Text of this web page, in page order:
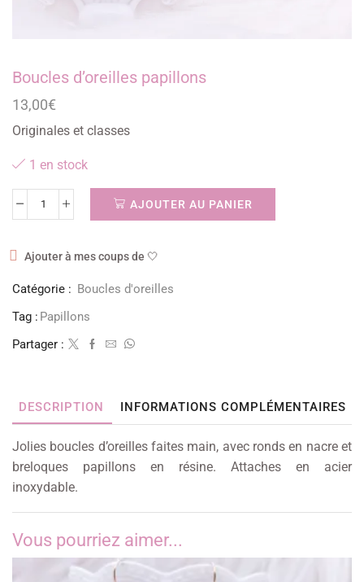
Boucles d’oreilles papillons
13,00€
Originales et classes
1 en stock
AJOUTER AU PANIER
Ajouter à mes coups de 🤍
Catégorie : Boucles d'oreilles
Tag : Papillons
Partager :
DESCRIPTION INFORMATIONS COMPLÉMENTAIRES
Jolies boucles d’oreilles faites main, avec ronds en nacre et
breloques papillons en résine. Attaches en acier
inoxydable.
Vous pourriez aimer...